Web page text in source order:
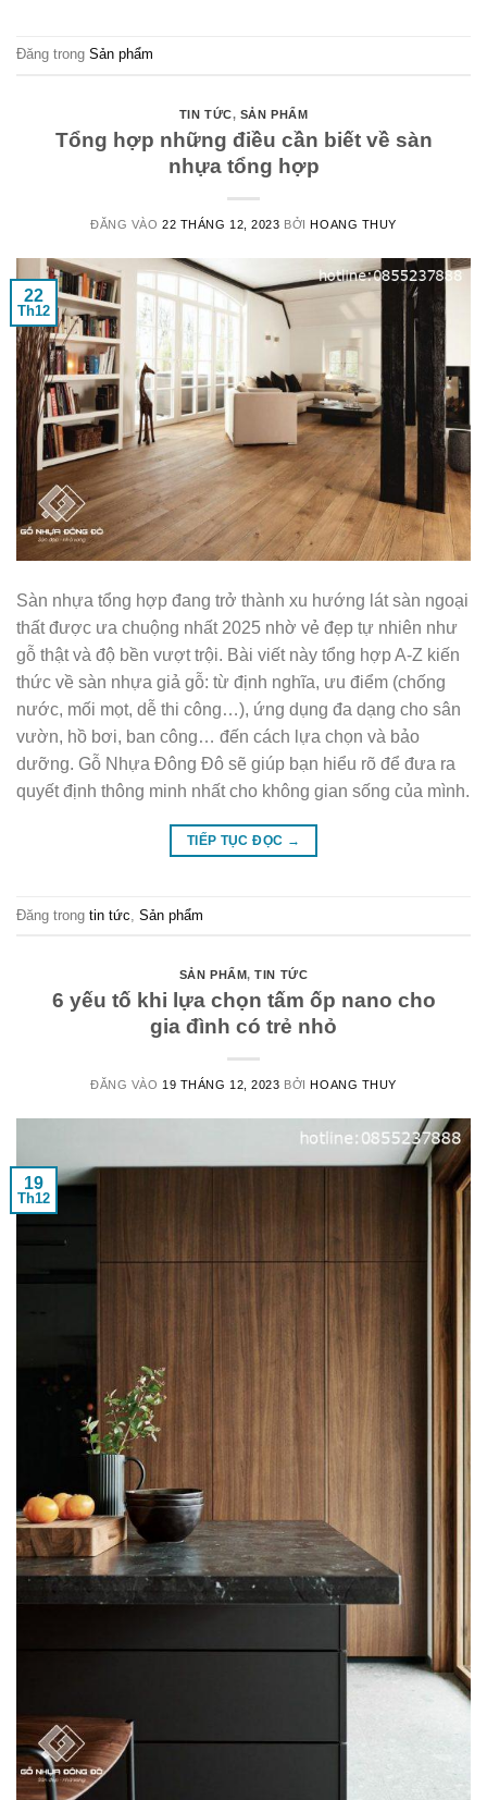
Đăng trong Sản phẩm
TIN TỨC, SẢN PHẨM
Tổng hợp những điều cần biết về sàn
nhựa tổng hợp
ĐĂNG VÀO22 THÁNG 12, 2023 BỞIHOANG THUY
22
Th12
Sàn nhựa tổng hợp đang trở thành xu hướng lát sàn ngoại
thất được ưa chuộng nhất 2025 nhờ vẻ đẹp tự nhiên như
gỗ thật và độ bền vượt trội. Bài viết này tổng hợp A-Z kiến
thức về sàn nhựa giả gỗ: từ định nghĩa, ưu điểm (chống
nước, mối mọt, dễ thi công…), ứng dụng đa dạng cho sân
vườn, hồ bơi, ban công… đến cách lựa chọn và bảo
dưỡng. Gỗ Nhựa Đông Đô sẽ giúp bạn hiểu rõ để đưa ra
quyết định thông minh nhất cho không gian sống của mình.
TIẾP TỤC ĐỌC →
Đăng trong tin tức Sản phẩm
SẢN PHẨM,TIN TỨC
6 yếu tố khi lựa chọn tấm ốp nano cho
gia đình có trẻ nhỏ
ĐĂNG VÀO 19 THÁNG 12, 2023 BỞIHOANG THUY
19
Th12